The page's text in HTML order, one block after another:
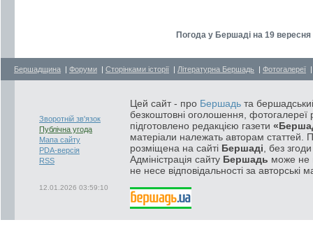
Погода у Бершаді на 19
Бершадщина | Форуми | Сторінками історії | Літературна Бершадь | Фотогалереї
Зворотній зв'язок
Публічна угода
Мапа сайту
PDA-версія
RSS
12.01.2026 03:59:10
Цей сайт - про Бершадь та
безкоштовні оголошення, фотогалереї
підготовлено редакцією газети
матеріали належать авторам статтей.
розміщена на сайті Бершаді , без
Адміністрація сайту Бершадь може не
не несе відповідальності за авторські